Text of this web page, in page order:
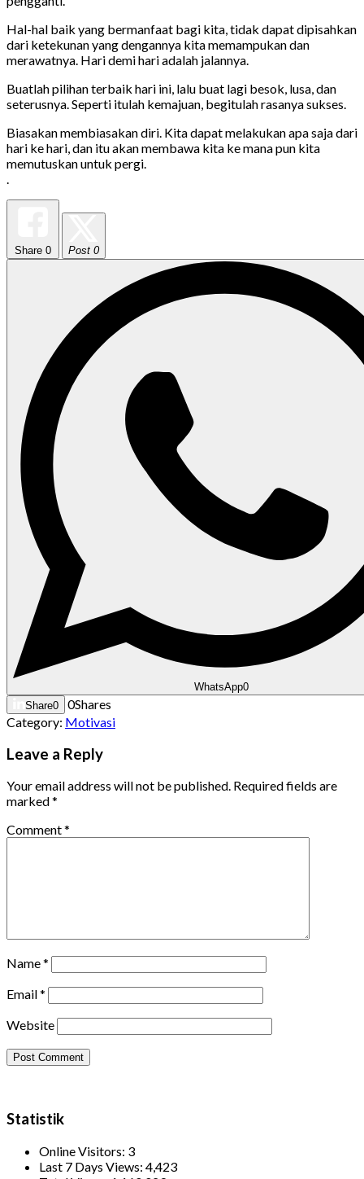
Hal-hal baik yang bermanfaat bagi kita, tidak dapat dipisahkan
dari ketekunan yang dengannya kita memampukan dan
merawatnya. Hari demi hari adalah jalannya.
Buatlah pilihan terbaik hari ini, lalu buat lagi besok, lusa, dan
seterusnya. Seperti itulah kemajuan, begitulah rasanya sukses.
Biasakan membiasakan diri. Kita dapat melakukan apa saja dari
hari ke hari, dan itu akan membawa kita ke mana pun kita
memutuskan untuk pergi.
.
Share 0 Post 0
WhatsApp0
Share0 0Shares
Category: Motivasi
Leave a Reply
Your email address will not be published. Required fields are
marked*
Comment*
Name*
Email*
Website
Statistik
Online Visitors: 3
Last 7 Days Views: 4,423